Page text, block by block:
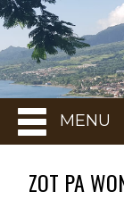
MENU
ZOT PA